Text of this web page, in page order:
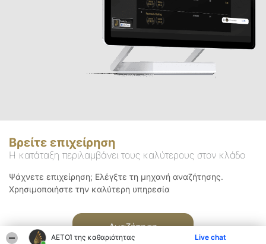
ΑΕΤΟΊ της καθαριότητας Live chat
Βρείτε επιχείρηση
Η κατάταξη περιλαμβάνει τους καλύτερους στον κλάδο
Ψάχνετε επιχείρηση; Ελέγξτε τη μηχανή αναζήτησης.
Χρησιμοποιήστε την καλύτερη υπηρεσία
Αναζήτηση